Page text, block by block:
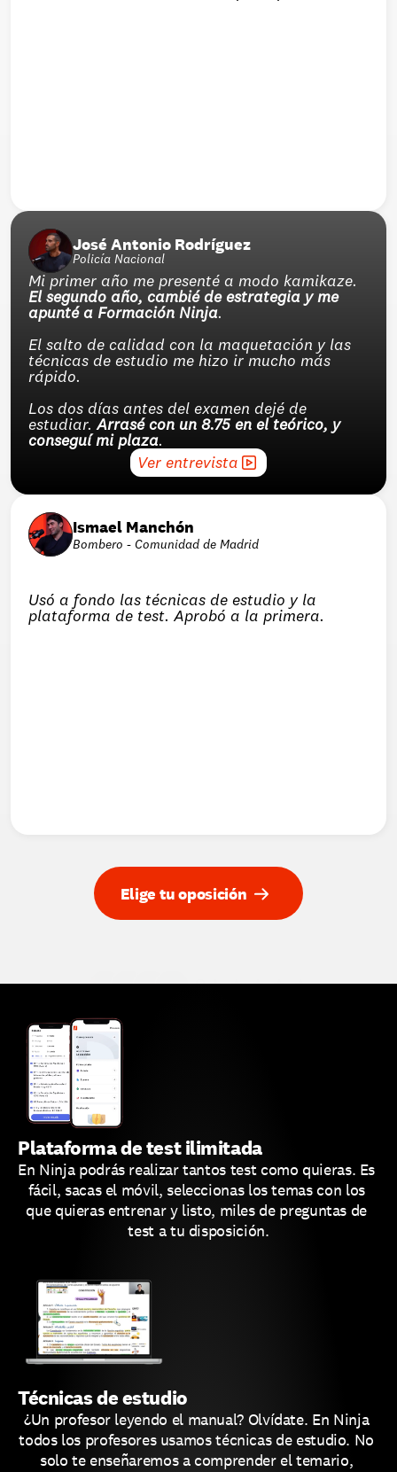
José Antonio Rodríguez
Policía Nacional
El segundo año, cambié de estrategia y me
apunté a Formación Ninja.
El salto de calidad con la maquetación y las
técnicas de estudio me hizo ir mucho más
rápido.
Los dos días antes del examen dejé de
estudiar. Arrasé con un 8.75 en el teórico, y
conseguí mi plaza.
Ver entrevista
Ismael Manchón
Bombero - Comunidad de Madrid
Usó a fondo las técnicas de estudio y la
plataforma de test. Aprobó a la primera.
Elige tu oposición
4.9
Plataforma de test ilimitada
En Ninja podrás realizar tantos test como quieras. Es
fácil, sacas el móvil, seleccionas los temas con los
que quieras entrenar y listo, miles de preguntas de
test a tu disposición.
Técnicas de estudio
¿Un profesor leyendo el manual? Olvídate. En Ninja
todos los profesores usamos técnicas de estudio. No
solo te enseñaremos a comprender el temario,